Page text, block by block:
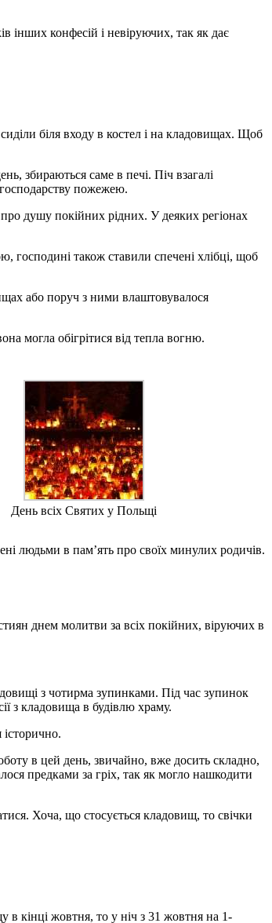
конфесій і невіруючих, так як дає
сиділи біля входу в костел і на кладовищах. Щоб
збираються саме в печі. Піч взагалі
пожежею.
душу покійних рідних. У деяких регіонах
господині також ставили спечені хлібці, щоб
або поруч з ними влаштовувалося
могла обігрітися від тепла вогню.
День всіх Святих у Польщі
людьми в пам’ять про своїх минулих родичів.
днем молитви за всіх покійних, віруючих в
з чотирма зупинками. Під час зупинок
з кладовища в будівлю храму.
в цей день, звичайно, вже досить складно,
предками за гріх, так як могло нашкодити
Хоча, що стосується кладовищ, то свічки
кінці жовтня, то у ніч з 31 жовтня на 1-